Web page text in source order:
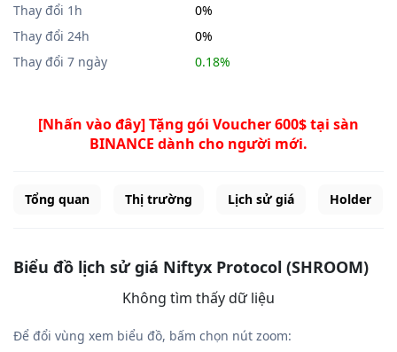
Thay đổi 1h
0%
Thay đổi 24h
0%
Thay đổi 7 ngày
0.18%
[Nhấn vào đây] Tặng gói Voucher 600$ tại sàn
BINANCE dành cho người mới.
Tổng quan Thị trường Lịch sử giá Holder
Biểu đồ lịch sử giá Niftyx Protocol (SHROOM)
Không tìm thấy dữ liệu
Để đổi vùng xem biểu đồ, bấm chọn nút zoom: